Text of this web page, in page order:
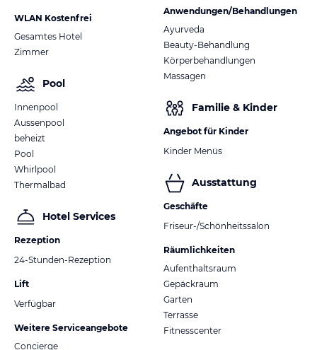
WLAN Kostenfrei
Gesamtes Hotel
Zimmer
Pool
Innenpool
Aussenpool
beheizt
Pool
Whirlpool
Thermalbad
Hotel Services
Rezeption
24-Stunden-Rezeption
Lift
Verfügbar
Weitere Serviceangebote
Concierge
Anwendungen/Behandlungen
Ayurveda
Beauty-Behandlung
Körperbehandlungen
Massagen
Familie & Kinder
Angebot für Kinder
Kinder Menüs
Ausstattung
Geschäfte
Friseur-/Schönheitssalon
Räumlichkeiten
Aufenthaltsraum
Gepäckraum
Garten
Terrasse
Fitnesscenter